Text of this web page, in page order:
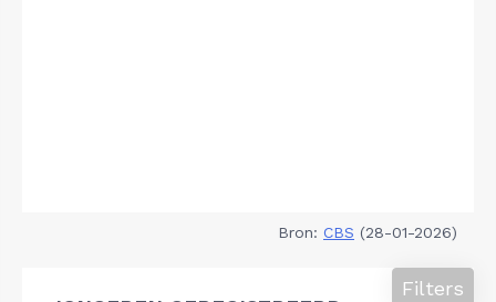
Bron: CBS (28-01-2026)
Filters